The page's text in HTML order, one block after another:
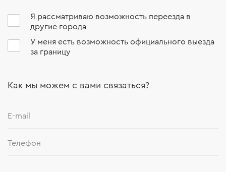
Я рассматриваю возможность переезда в
другие города
У меня есть возможность официального выезда
за границу
Как мы можем с вами связаться?